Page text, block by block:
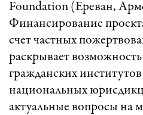
Foundation (Ереван,
Финансирование
счет частных
раскрывает
гражданских
национальных
актуальные вопросы на